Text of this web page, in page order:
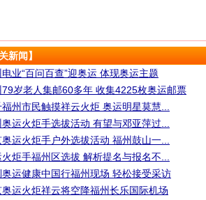
新闻】
业“百问百查”迎奥运 体现奥运主题
79岁老人集邮60多年 收集4225枚奥运邮票
福州市民触摸祥云火炬 奥运明星莫慧...
运火炬手选拔活动 有望与邓亚萍过...
运火炬手户外选拔活动 福州鼓山一...
炬手福州区选拔 解析提名与报名不...
奥运健康中国行福州现场 轻松接受采访
运火炬祥云将空降福州长乐国际机场